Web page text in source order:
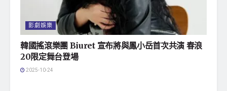
影劇娛樂
韓國搖滾樂團 Biuret 宣布將與鳳小岳首次共演 春浪
20限定舞台登場
2025-10-24